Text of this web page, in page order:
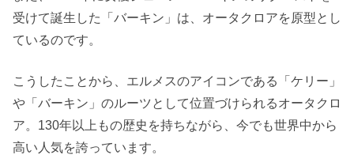
受けて誕生した「バーキン」は、オータクロアを原型とし
ているのです。
こうしたことから、エルメスのアイコンである「ケリー」
や「バーキン」のルーツとして位置づけられるオータクロ
ア。130年以上もの歴史を持ちながら、今でも世界中から
高い人気を誇っています。